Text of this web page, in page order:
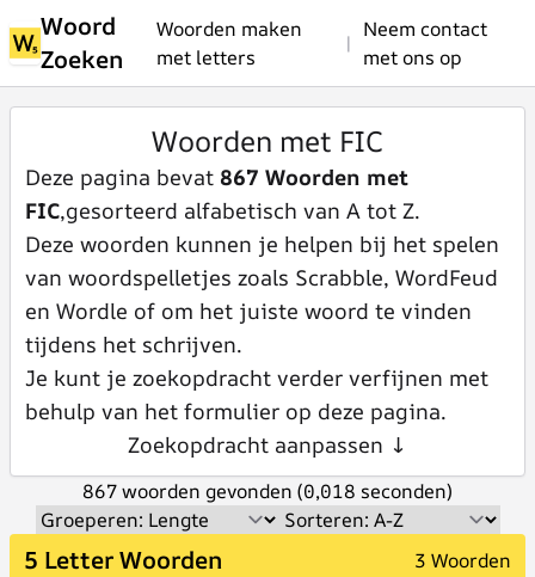
Woord
Zoeken
Woorden maken
met letters
|
Neem contact
met ons op
Woorden met FIC
Deze pagina bevat 867 Woorden met
FIC,gesorteerd alfabetisch van A tot Z.
Deze woorden kunnen je helpen bij het spelen
van woordspelletjes zoals Scrabble, WordFeud
en Wordle of om het juiste woord te vinden
tijdens het schrijven.
Je kunt je zoekopdracht verder verfijnen met
behulp van het formulier op deze pagina.
Zoekopdracht aanpassen ↓
867 woorden gevonden (0,018 seconden)
5 Letter Woorden 3 Woorden